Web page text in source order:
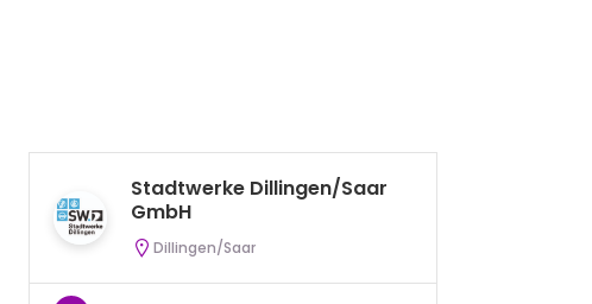
Stadtwerke Dillingen/Saar
GmbH
Dillingen/Saar